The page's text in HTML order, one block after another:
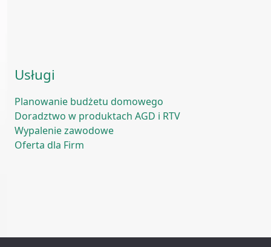
Usługi
Planowanie budżetu domowego
Doradztwo w produktach AGD i RTV
Wypalenie zawodowe
Oferta dla Firm